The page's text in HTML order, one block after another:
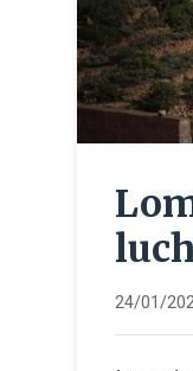
24/01/